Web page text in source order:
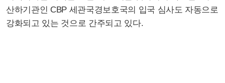
산하기관인 CBP 세관국경보호국의 입국 심사도 자동으로
강화되고 있는 것으로 간주되고 있다.